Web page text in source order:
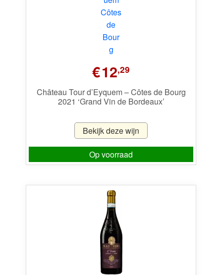
€12,29
Château Tour d’Eyquem – Côtes de Bourg
2021 ‘Grand Vin de Bordeaux’
Bekijk deze wijn
Op voorraad